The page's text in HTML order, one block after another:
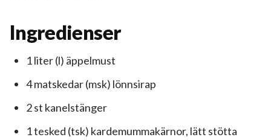
Ingredienser
1 liter (l) äppelmust
4 matskedar (msk) lönnsirap
2 st kanelstänger
1 tesked (tsk) kardemummakärnor, lätt stötta